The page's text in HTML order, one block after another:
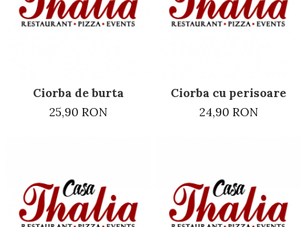
Preparate din vita
Ciorba de burta
25,90 RON
Ciorba cu perisoare
24,90 RON